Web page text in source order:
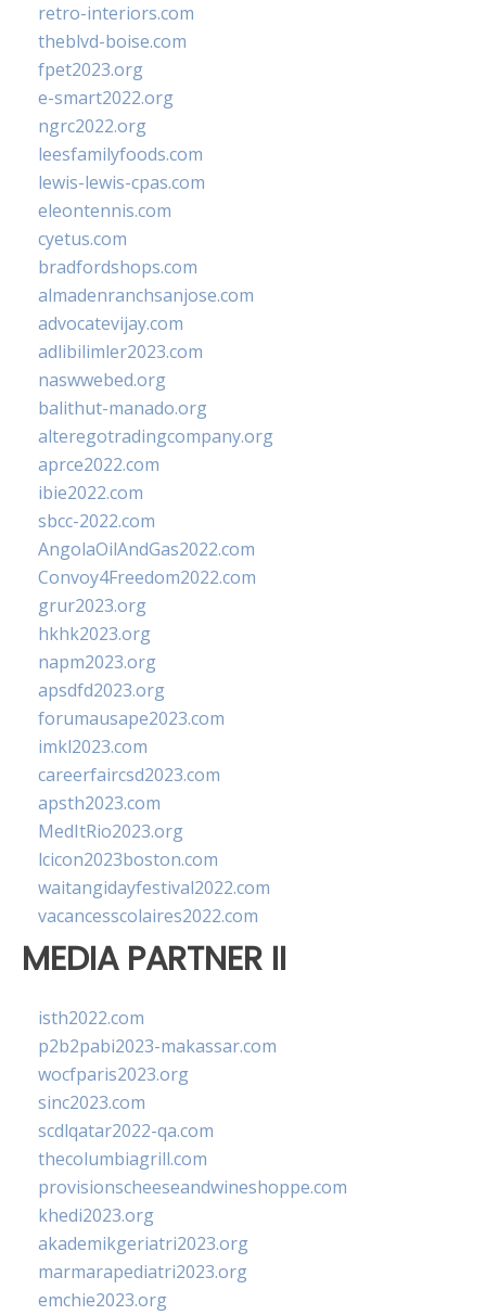
retro-interiors.com
theblvd-boise.com
fpet2023.org
e-smart2022.org
ngrc2022.org
leesfamilyfoods.com
lewis-lewis-cpas.com
eleontennis.com
cyetus.com
bradfordshops.com
almadenranchsanjose.com
advocatevijay.com
adlibilimler2023.com
naswwebed.org
balithut-manado.org
alteregotradingcompany.org
aprce2022.com
ibie2022.com
sbcc-2022.com
AngolaOilAndGas2022.com
Convoy4Freedom2022.com
grur2023.org
hkhk2023.org
napm2023.org
apsdfd2023.org
forumausape2023.com
imkl2023.com
careerfaircsd2023.com
apsth2023.com
MedItRio2023.org
lcicon2023boston.com
waitangidayfestival2022.com
vacancesscolaires2022.com
MEDIA PARTNER II
isth2022.com
p2b2pabi2023-makassar.com
wocfparis2023.org
sinc2023.com
scdlqatar2022-qa.com
thecolumbiagrill.com
provisionscheeseandwineshoppe.com
khedi2023.org
akademikgeriatri2023.org
marmarapediatri2023.org
emchie2023.org